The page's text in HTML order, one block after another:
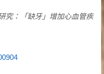
究：「缺牙」增加心血管疾